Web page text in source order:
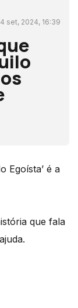
set, 2024, 16:39
Egoísta’ é a
que fala